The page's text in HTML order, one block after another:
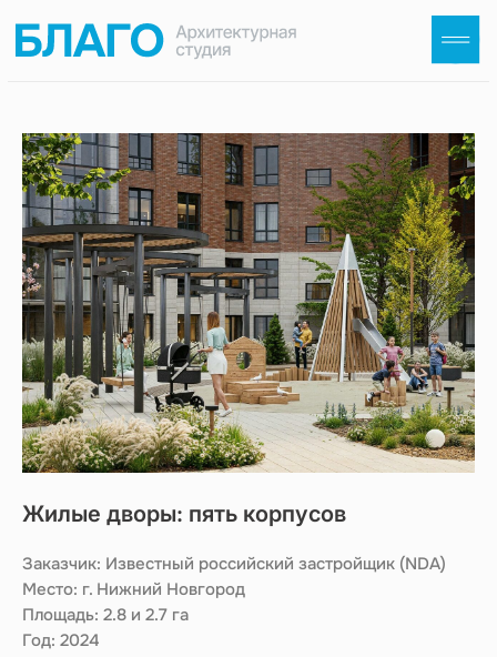
Жилые дворы: пять корпусов
Заказчик: Известный российский застройщик (NDA)
Место: г. Нижний Новгород
Площадь: 2.8 и 2.7 га
Год: 2024